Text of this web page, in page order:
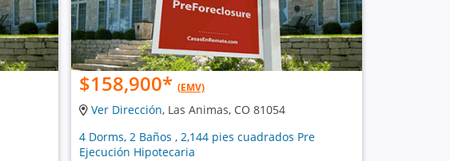
$158,900* (EMV)
Ver Dirección, Las Animas, CO 81054
4 Dorms, 2 Baños , 2,144 pies cuadrados Pre
Ejecución Hipotecaria